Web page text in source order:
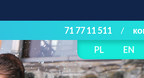
71 77 11 511 /
PL
EN